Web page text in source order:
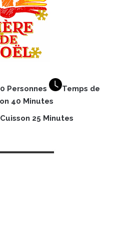
Personnes
Temps de
40 Minutes
25 Minutes